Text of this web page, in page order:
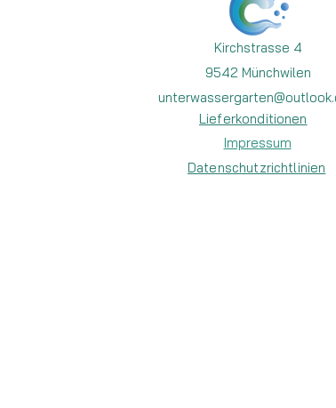
Kirchstrasse 4
9542 Münchwilen
Lieferkonditionen
Impressum
Datenschutzrichtlinien